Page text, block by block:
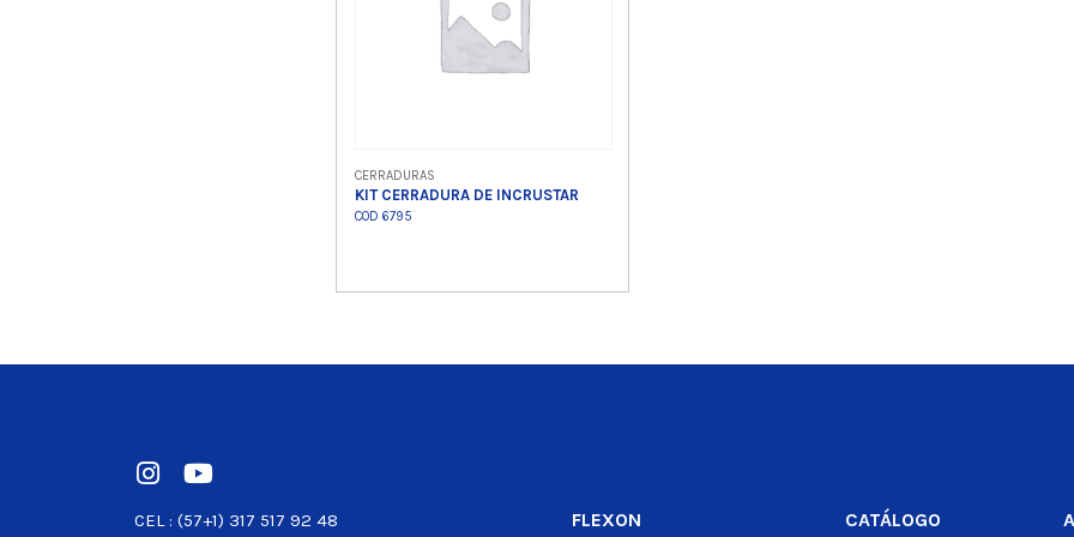
CERRADURAS
KIT CERRADURA DE INCRUSTAR
COD 6795
CEL : (57+1) 317 517 92 48 FLEXON CATÁLOGO